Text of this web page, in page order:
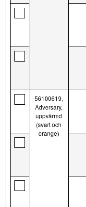
56100619,
Adversary,
uppvärmd
(svart och
orange)